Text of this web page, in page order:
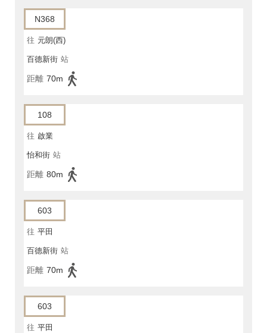
N368
往 元朗(西)
百德新街 站
距離 70m
108
往 啟業
怡和街 站
距離 80m
603
往 平田
百德新街 站
距離 70m
603
往 平田